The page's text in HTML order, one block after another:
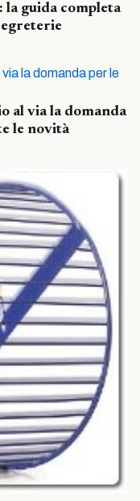
la guida completa
al via la domanda
le novità